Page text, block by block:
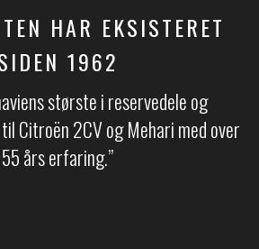
HAR EKSISTERET
1962
største i reservedele og
Citroën 2CV og Mehari med over
55 års erfaring.​​”